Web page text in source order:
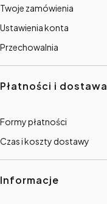
Twoje zamówienia
Ustawienia konta
Przechowalnia
Płatności i dostawa
Formy płatności
Czas i koszty dostawy
Informacje